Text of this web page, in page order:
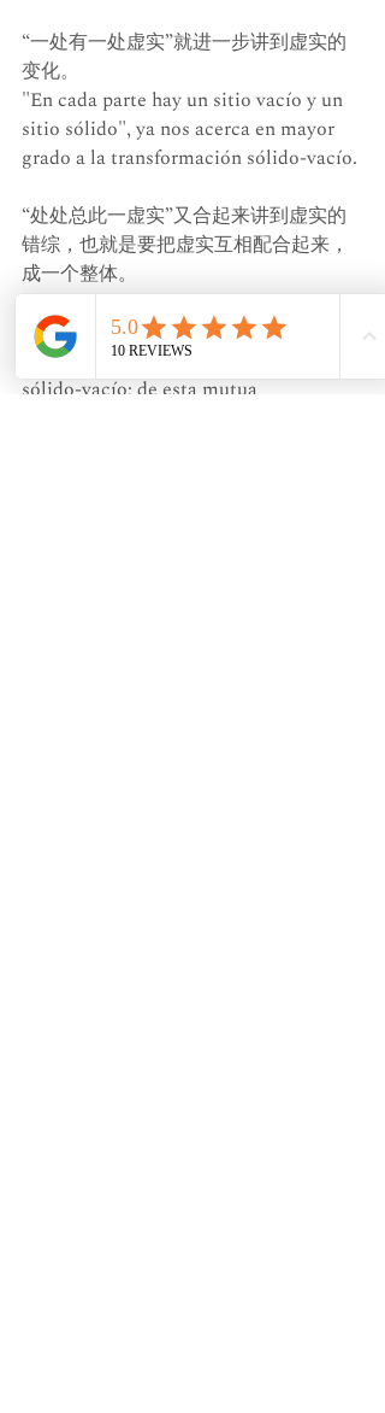
“一处有一处虚实”就进一步讲到虚实的
变化。
"En cada parte hay un sitio vacío y un
sitio sólido", ya nos acerca en mayor
grado a la transformación sólido-vacío.
“处处总此一虚实”又合起来讲到虚实的
错综，也就是要把虚实互相配合起来，
成一个整体。
"En todo lugar hay siempre sólido-
vacío", finalmente, nos habla de
cuando se produce la alternancia
sólido-vacío; de esta mutua